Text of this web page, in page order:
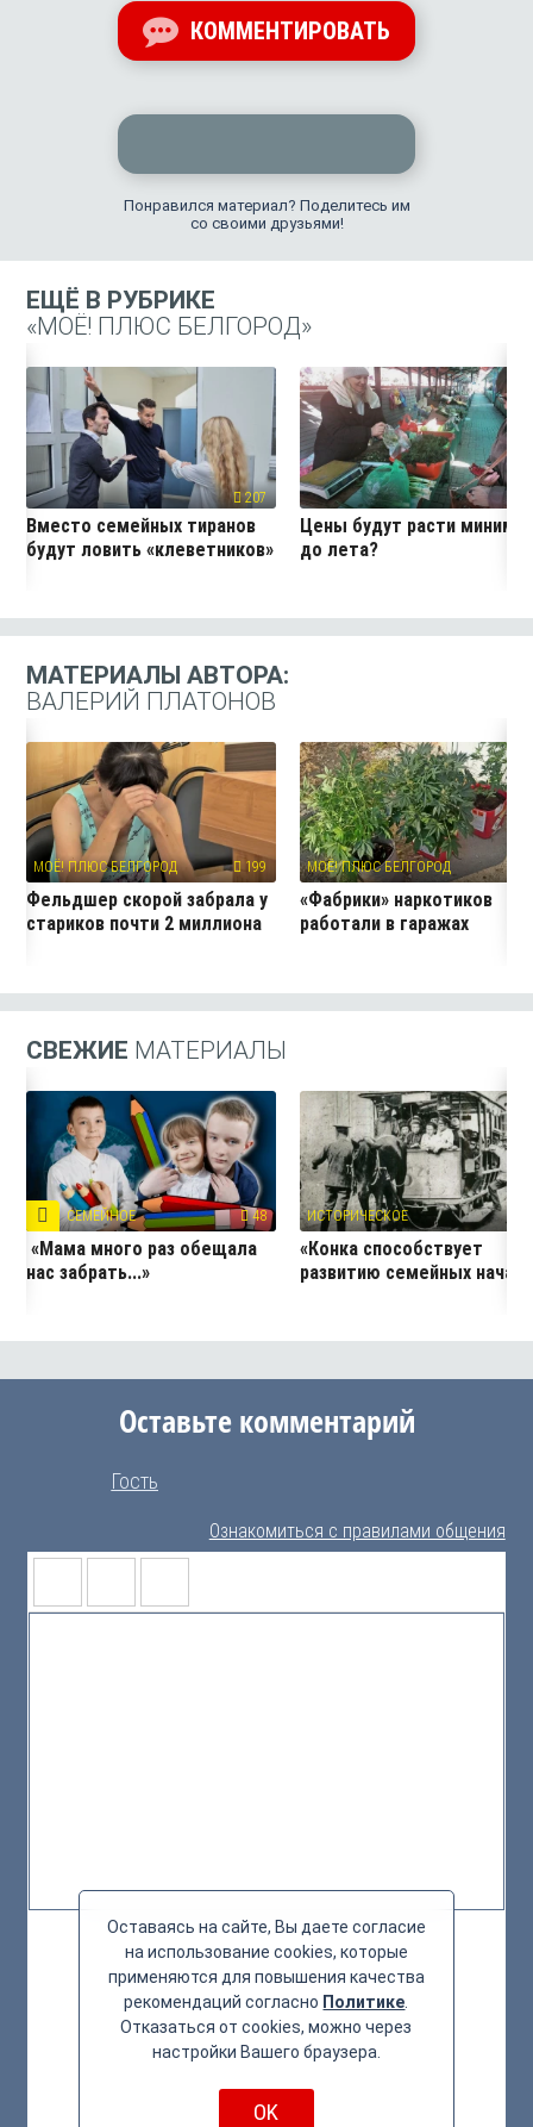
КОММЕНТИРОВАТЬ
Понравился материал? Поделитесь им
со своими друзьями!
ЕЩЁ В РУБРИКЕ
«МОЁ! ПЛЮС БЕЛГОРОД»
207
Вместо семейных тиранов
будут ловить «клеветников»
Цены будут расти
до лета?
МАТЕРИАЛЫ АВТОРА:
ВАЛЕРИЙ ПЛАТОНОВ
МОЁ! ПЛЮС БЕЛГОРОД 199
Фельдшер скорой забрала у
стариков почти 2 миллиона
МОЁ! ПЛЮС БЕЛГОРОД
«Фабрики» наркотиков
работали в гаражах
СВЕЖИЕ МАТЕРИАЛЫ
СЕМЕЙНОЕ 48
«Мама много раз обещала
нас забрать...»
ИСТОРИЧЕСКОЕ
«Конка способствует
развитию семейных начал»
Оставьте комментарий
Гость
Ознакомиться с правилами общения
Оставаясь на сайте, Вы даете согласие
на использование cookies, которые
применяются для повышения качества
рекомендаций согласно Политике
Отказаться от cookies, можно через
настройки Вашего браузера.
OK